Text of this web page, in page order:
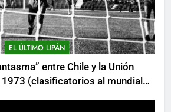
EL ÚLTIMO LIPÁN
entre Chile y la Unión
(clasificatorios al mundial